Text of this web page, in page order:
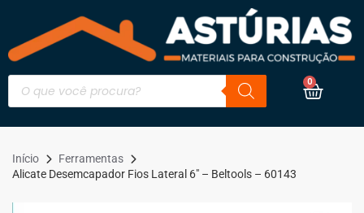
0
Início
Ferramentas
Alicate Desemcapador Fios Lateral 6″ – Beltools – 60143